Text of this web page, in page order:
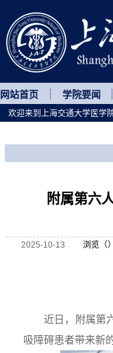
网站首页 学院要闻
附属第六
2025-10-13 浏览（）
近日，附属第
吸障碍患者带来新
欢迎来到上海交通大学医学